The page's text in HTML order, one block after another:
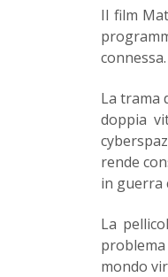
Il film
connessa.
La trama
doppia
rende
in guerra
La
mondo